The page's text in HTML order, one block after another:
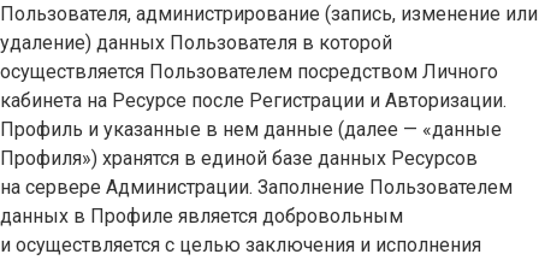
Пользователя, администрирование (запись, изменение или
удаление) данных Пользователя в которой
осуществляется Пользователем посредством Личного
кабинета на Ресурсе после Регистрации и Авторизации.
Профиль и указанные в нем данные (далее — «данные
Профиля») хранятся в единой базе данных Ресурсов
на сервере Администрации. Заполнение Пользователем
данных в Профиле является добровольным
и осуществляется с целью заключения и исполнения